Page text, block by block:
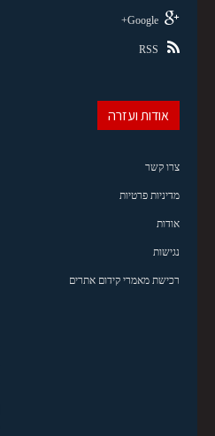
Google+
RSS
אודות ועזרה
צרו קשר
מדיניות פרטיות
אודות
נגישות
רכישת מאמרי קידום אתרים